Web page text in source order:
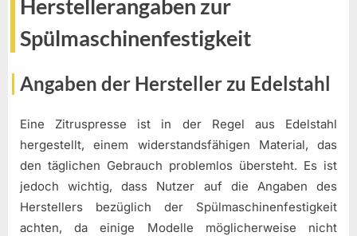
Herstellerangaben zur
Spülmaschinenfestigkeit
Angaben der Hersteller zu Edelstahl
Eine Zitruspresse ist in der Regel aus Edelstahl
hergestellt, einem widerstandsfähigen Material, das
den täglichen Gebrauch problemlos übersteht. Es ist
jedoch wichtig, dass Nutzer auf die Angaben des
Herstellers bezüglich der Spülmaschinenfestigkeit
achten, da einige Modelle möglicherweise nicht